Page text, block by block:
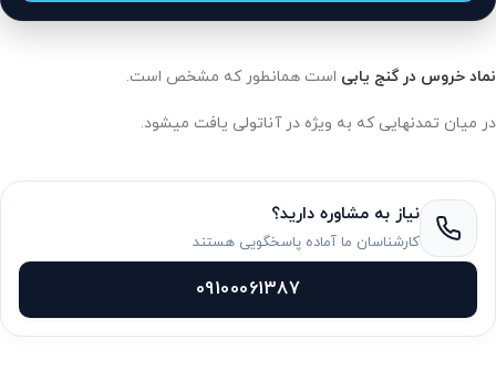
نماد خروس در گنج یابی است همانطور که مشخص است.
در میان تمدنهایی که به ویژه در آناتولی یافت میشود.
نیاز به مشاوره دارید؟
کارشناسان ما آماده پاسخگویی هستند
09100061387